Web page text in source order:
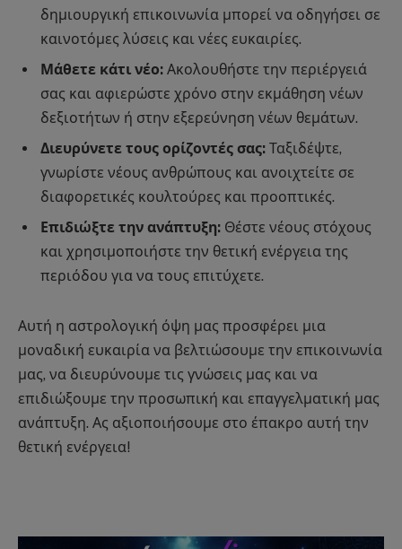
δημιουργική επικοινωνία μπορεί να οδηγήσει σε
καινοτόμες λύσεις και νέες ευκαιρίες.
Μάθετε κάτι νέο: Ακολουθήστε την περιέργειά
σας και αφιερώστε χρόνο στην εκμάθηση νέων
δεξιοτήτων ή στην εξερεύνηση νέων θεμάτων.
Διευρύνετε τους ορίζοντές σας: Ταξιδέψτε,
γνωρίστε νέους ανθρώπους και ανοιχτείτε σε
διαφορετικές κουλτούρες και προοπτικές.
Επιδιώξτε την ανάπτυξη: Θέστε νέους στόχους
και χρησιμοποιήστε την θετική ενέργεια της
περιόδου για να τους επιτύχετε.
Αυτή η αστρολογική όψη μας προσφέρει μια
μοναδική ευκαιρία να βελτιώσουμε την επικοινωνία
μας, να διευρύνουμε τις γνώσεις μας και να
επιδιώξουμε την προσωπική και επαγγελματική μας
ανάπτυξη. Ας αξιοποιήσουμε στο έπακρο αυτή την
θετική ενέργεια!